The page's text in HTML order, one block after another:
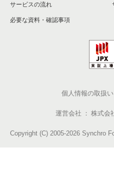
サービスの流れ
必要な資料・確認事項
個人情報の取扱い
運営会社 株式会
Copyright (C) 2005-2026 Synchro